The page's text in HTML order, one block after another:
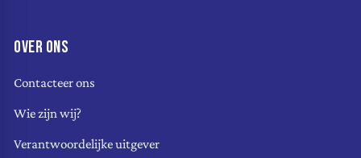
OVER ONS
Contacteer ons
Wie zijn wij?
Verantwoordelijke uitgever